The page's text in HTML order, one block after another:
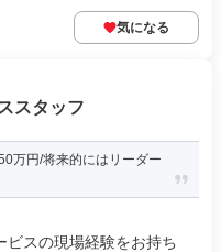
気になる
スタッフ
万円/将来的にはリーダー
ビスの現場経験をお持ち